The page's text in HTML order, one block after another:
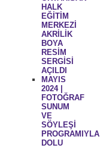
HALK
EĞİTİM
MERKEZİ
AKRİLİK
BOYA
RESİM
SERGİSİ
AÇILDI
MAYIS
2024 |
FOTOĞRAF
SUNUM
VE
SÖYLEŞİ
PROGRAMIYLA
DOLU